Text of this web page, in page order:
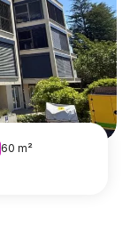
60 m²